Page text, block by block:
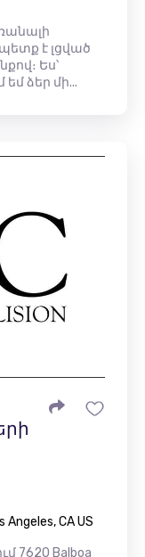
է լցված
Ես՝
ձեր մի...
Angeles, CA US
7620 Balboa